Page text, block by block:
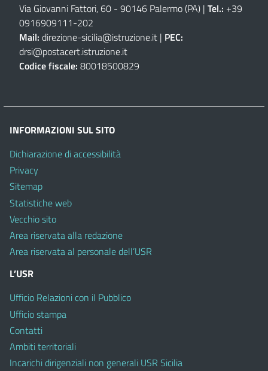
Via Giovanni Fattori, 60 - 90146 Palermo (PA) | Tel.: +39
0916909111-202
Mail: direzione-sicilia@istruzione.it | PEC:
drsi@postacert.istruzione.it
Codice fiscale: 80018500829
INFORMAZIONI SUL SITO
Dichiarazione di accessibilità
Privacy
Sitemap
Statistiche web
Vecchio sito
Area riservata alla redazione
Area riservata al personale dell’USR
L’USR
Ufficio Relazioni con il Pubblico
Ufficio stampa
Contatti
Ambiti territoriali
Incarichi dirigenziali non generali USR Sicilia